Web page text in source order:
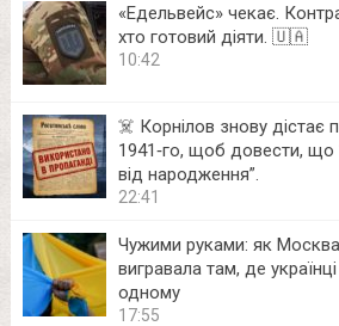
«Едельвейс» чекає.
хто готовий діяти. 🇺🇦
10:42
☠️ Корнілов знову дістає
1941‑го, щоб довести, що
від народження”.
22:41
Чужими руками: як Москва
вигравала там, де
одному
17:55